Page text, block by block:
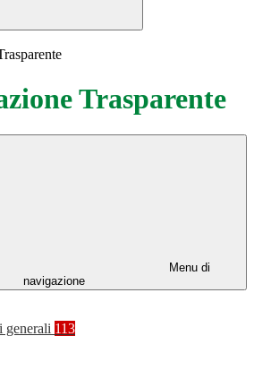
Trasparente
Menu di
navigazione
generali 113